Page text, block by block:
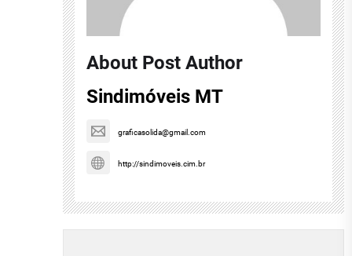
About Post Author
Sindimóveis MT
graficasolida@gmail.com
http://sindimoveis.cim.br